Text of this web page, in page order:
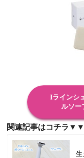
Iラインシ
ルソー
関連記事はコチラ▼▼
生